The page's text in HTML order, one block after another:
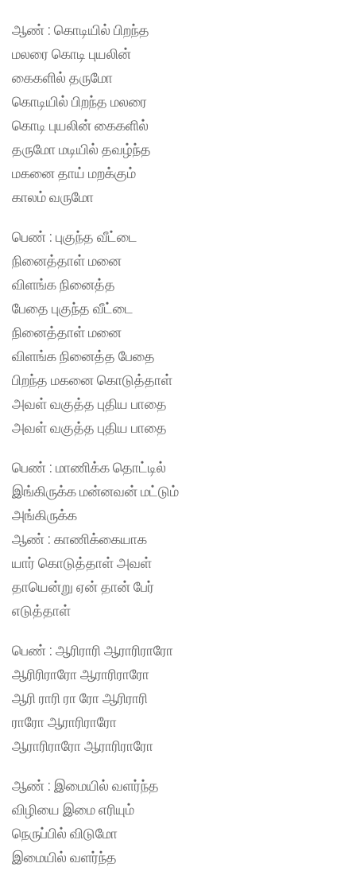
ஆண் : கொடியில் பிறந்த
மலரை கொடி புயலின்
கைகளில் தருமோ
கொடியில் பிறந்த மலரை
கொடி புயலின் கைகளில்
தருமோ மடியில் தவழ்ந்த
மகனை தாய் மறக்கும்
காலம் வருமோ
பெண் : புகுந்த வீட்டை
நினைத்தாள் மனை
விளங்க நினைத்த
பேதை புகுந்த வீட்டை
நினைத்தாள் மனை
விளங்க நினைத்த பேதை
பிறந்த மகனை கொடுத்தாள்
அவள் வகுத்த புதிய பாதை
அவள் வகுத்த புதிய பாதை
பெண் : மாணிக்க தொட்டில்
இங்கிருக்க மன்னவன் மட்டும்
அங்கிருக்க
ஆண் : காணிக்கையாக
யார் கொடுத்தாள் அவள்
தாயென்று ஏன் தான் பேர்
எடுத்தாள்
பெண் : ஆரிராரி ஆராரிராரோ
ஆரிரிராரோ ஆராரிராரோ
ஆரி ராரி ரா ரோ ஆரிராரி
ராரோ ஆராரிராரோ
ஆராரிராரோ ஆராரிராரோ
ஆண் : இமையில் வளர்ந்த
விழியை இமை எரியும்
நெருப்பில் விடுமோ
இமையில் வளர்ந்த